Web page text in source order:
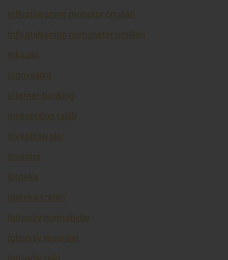
Inflyatsiyaning monetar omillari
Inflyatsiyaning nomonetar omillari
Inkasso
Innovasiya
Internet-banking
Investitsion talab
Investitsiyalar
Investor
Ipoteka
Ipoteka krediti
Iqtisodiy normativlar
Iqtisodiy resurslar